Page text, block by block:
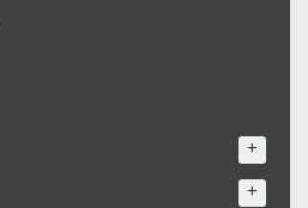
+
+